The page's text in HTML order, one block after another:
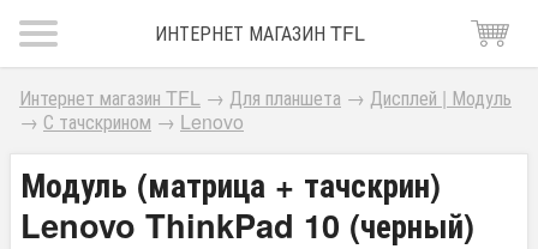
ИНТЕРНЕТ МАГАЗИН TFL
Интернет магазин TFL → Для планшета → Дисплей | Модуль
→ С тачскрином → Lenovo
Модуль (матрица + тачскрин)
Lenovo ThinkPad 10 (черный)